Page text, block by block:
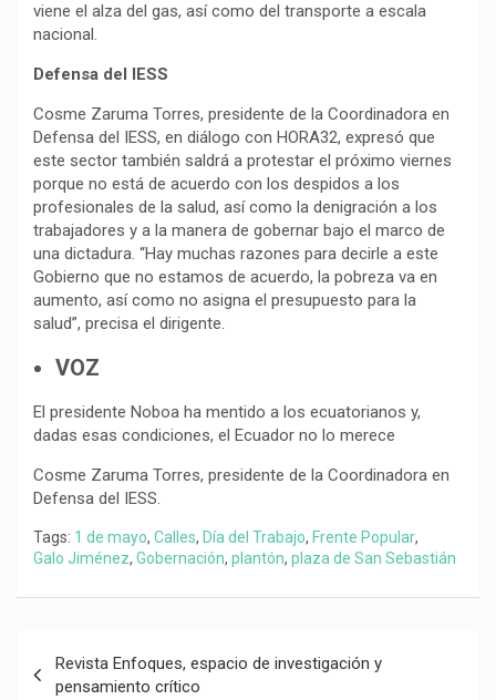
viene el alza del gas, así como del transporte a escala
nacional.
Defensa del IESS
Cosme Zaruma Torres, presidente de la Coordinadora en
Defensa del IESS, en diálogo con HORA32, expresó que
este sector también saldrá a protestar el próximo viernes
porque no está de acuerdo con los despidos a los
profesionales de la salud, así como la denigración a los
trabajadores y a la manera de gobernar bajo el marco de
una dictadura. “Hay muchas razones para decirle a este
Gobierno que no estamos de acuerdo, la pobreza va en
aumento, así como no asigna el presupuesto para la
salud”, precisa el dirigente.
VOZ
El presidente Noboa ha mentido a los ecuatorianos y,
dadas esas condiciones, el Ecuador no lo merece
Cosme Zaruma Torres, presidente de la Coordinadora en
Defensa del IESS.
Tags: 1 de mayo, Calles, Día del Trabajo, Frente Popular,
Galo Jiménez, Gobernación, plantón, plaza de San Sebastián
de
Revista Enfoques, espacio de investigación y
pensamiento crítico